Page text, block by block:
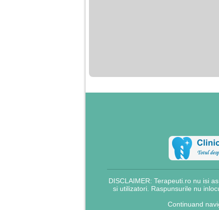
DISCLAIMER: Terapeuti.ro nu isi
si utilizatori. Raspunsurile nu
Continuand